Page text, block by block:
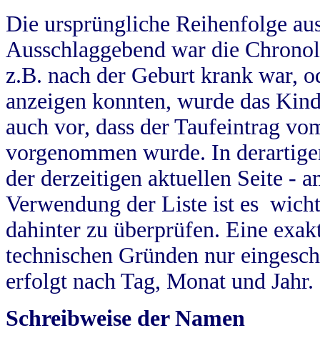
Die ursprüngliche Reihenfolge
Ausschlaggebend war die
z.B. nach der Geburt krank war,
anzeigen konnten, wurde das
auch vor, dass der Taufeintrag
vorgenommen wurde. In
der derzeitigen aktuellen Seite -
Verwendung der Liste ist es
dahinter zu überprüfen. Eine
technischen Gründen nur
erfolgt nach Tag, Monat und Jahr.
Schreibweise der Namen